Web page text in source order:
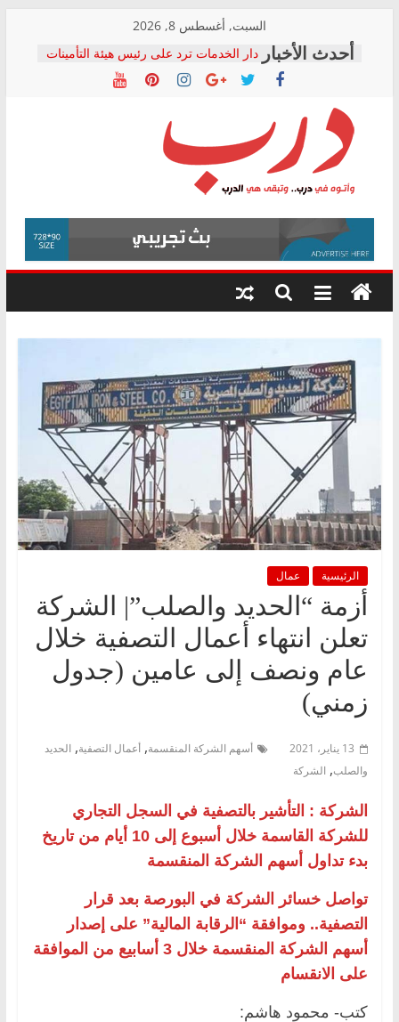
content
السبت, أغسطس 8, 2026
دار الخدمات ترد على رئيس هيئة التأمينات
بعد مؤتمره الصحفي: إنكار الأزمة لا ينهي
معاناة أصحاب المعاشات.. ونطالب بكشف
فرحات سليمان يكتب: القطاع الصحي إلى
أين؟
حزب التحالف الشعبي يطلق لجنة “الحق
في الصحة” بالإسكندرية لرصد الانتهاكات
ودعم المرضى
الوزاري لمدينة الصحفيين.. وانتهاء أعمال
إنشاء المبنى الإداري
المجلس القومي لحقوق الإنسان يعلن
متابعة قضية الدكتور محمد زهران.. ويؤكد:
قرينة البراءة وضمانات المحاكمة العادلة
درب
وأتوه
درب..
وتبقى
هي
الرئيسية عمال
أزمة “الحديد والصلب”| الشركة
تعلن انتهاء أعمال التصفية خلال
عام ونصف إلى عامين (جدول
زمني)
13 يناير، 2021 أسهم الشركة المنقسمة, أعمال التصفية, الحديد
والصلب, الشركة
الشركة : التأشير بالتصفية في السجل التجاري
للشركة القاسمة خلال أسبوع إلى 10 أيام من تاريخ
بدء تداول أسهم الشركة المنقسمة
تواصل خسائر الشركة في البورصة بعد قرار
التصفية.. وموافقة “الرقابة المالية” على إصدار
أسهم الشركة المنقسمة خلال 3 أسابيع من الموافقة
على الانقسام
كتب- محمود هاشم: